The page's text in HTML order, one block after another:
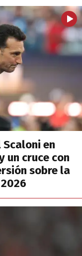
en
un cruce con
sobre la